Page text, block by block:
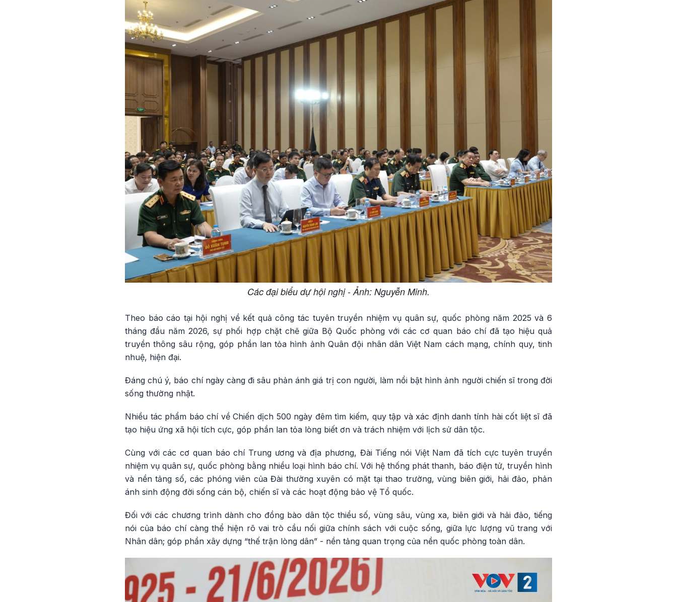
Các đại biểu dự hội nghị - Ảnh: Nguyễn Minh.
Theo báo cáo tại hội nghị về kết quả công tác tuyên truyền nhiệm vụ quân sự, quốc phòng năm 2025 và 6
tháng đầu năm 2026, sự phối hợp chặt chẽ giữa Bộ Quốc phòng với các cơ quan báo chí đã tạo hiệu quả
truyền thông sâu rộng, góp phần lan tỏa hình ảnh Quân đội nhân dân Việt Nam cách mạng, chính quy, tinh
nhuệ, hiện đại.
Đáng chú ý, báo chí ngày càng đi sâu phản ánh giá trị con người, làm nổi bật hình ảnh người chiến sĩ trong đời
sống thường nhật.
Nhiều tác phẩm báo chí về Chiến dịch 500 ngày đêm tìm kiếm, quy tập và xác định danh tính hài cốt liệt sĩ đã
tạo hiệu ứng xã hội tích cực, góp phần lan tỏa lòng biết ơn và trách nhiệm với lịch sử dân tộc.
Cùng với các cơ quan báo chí Trung ương và địa phương, Đài Tiếng nói Việt Nam đã tích cực tuyên truyền
nhiệm vụ quân sự, quốc phòng bằng nhiều loại hình báo chí. Với hệ thống phát thanh, báo điện tử, truyền hình
và nền tảng số, các phóng viên của Đài thường xuyên có mặt tại thao trường, vùng biên giới, hải đảo, phản
ánh sinh động đời sống cán bộ, chiến sĩ và các hoạt động bảo vệ Tổ quốc.
Đối với các chương trình dành cho đồng bào dân tộc thiểu số, vùng sâu, vùng xa, biên giới và hải đảo, tiếng
nói của báo chí càng thể hiện rõ vai trò cầu nối giữa chính sách với cuộc sống, giữa lực lượng vũ trang với
Nhân dân; góp phần xây dựng “thế trận lòng dân” - nền tảng quan trọng của nền quốc phòng toàn dân.